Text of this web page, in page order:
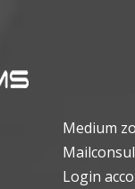
Medium
Login